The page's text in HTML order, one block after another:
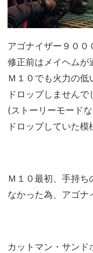
アゴナイザー９００
修正前はメイヘムが
Ｍ１０でも火力の低
ドロップしませんで
(ストーリーモード
ドロップしていた模
Ｍ１０最初、手持
なかった為、アゴナ
カットマン・サンド